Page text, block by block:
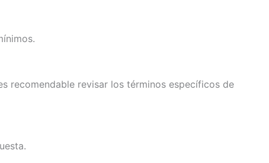
recomendable revisar los términos específicos de